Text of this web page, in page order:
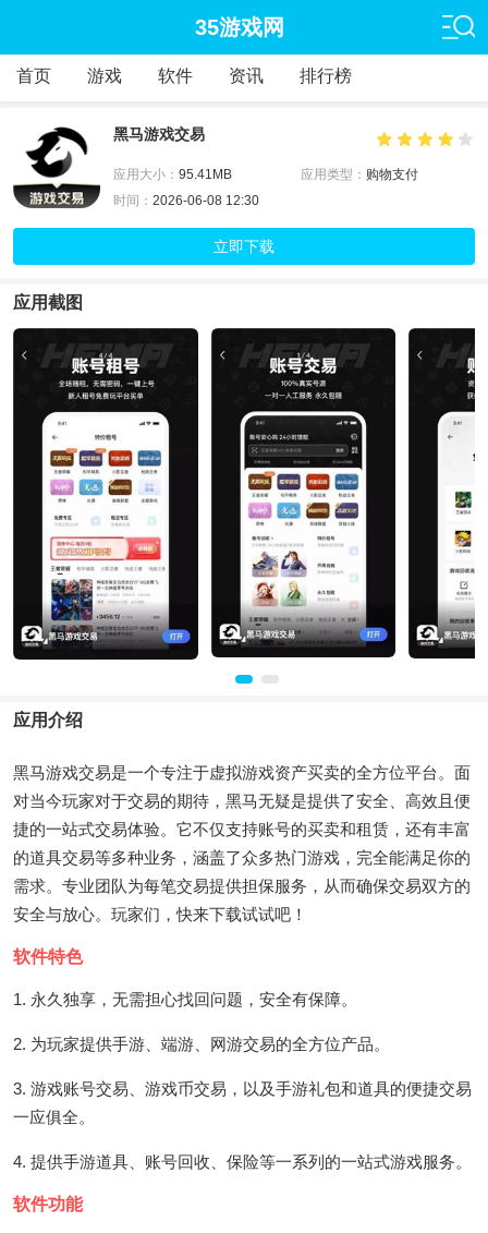
35游戏网
首页 游戏 软件 资讯 排行榜
黑马游戏交易
应用大小： 95.41MB 应用类型： 购物支付
时间： 2026-06-08 12:30
立即下载
应用截图
应用介绍
黑马游戏交易是一个专注于虚拟游戏资产买卖的全方位平台。面
对当今玩家对于交易的期待，黑马无疑是提供了安全、高效且便
捷的一站式交易体验。它不仅支持账号的买卖和租赁，还有丰富
的道具交易等多种业务，涵盖了众多热门游戏，完全能满足你的
需求。专业团队为每笔交易提供担保服务，从而确保交易双方的
安全与放心。玩家们，快来下载试试吧！
软件特色
1. 永久独享，无需担心找回问题，安全有保障。
2. 为玩家提供手游、端游、网游交易的全方位产品。
3. 游戏账号交易、游戏币交易，以及手游礼包和道具的便捷交易
一应俱全。
4. 提供手游道具、账号回收、保险等一系列的一站式游戏服务。
软件功能